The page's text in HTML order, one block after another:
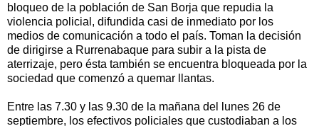
bloqueo de la población de San Borja que repudia la
violencia policial, difundida casi de inmediato por los
medios de comunicación a todo el país. Toman la decisión
de dirigirse a Rurrenabaque para subir a la pista de
aterrizaje, pero ésta también se encuentra bloqueada por la
sociedad que comenzó a quemar llantas.
Entre las 7.30 y las 9.30 de la mañana del lunes 26 de
septiembre, los efectivos policiales que custodiaban a los